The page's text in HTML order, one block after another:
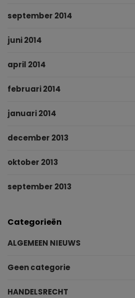
september 2014
juni 2014
april 2014
februari 2014
januari 2014
december 2013
oktober 2013
september 2013
Categorieën
ALGEMEEN NIEUWS
Geen categorie
HANDELSRECHT